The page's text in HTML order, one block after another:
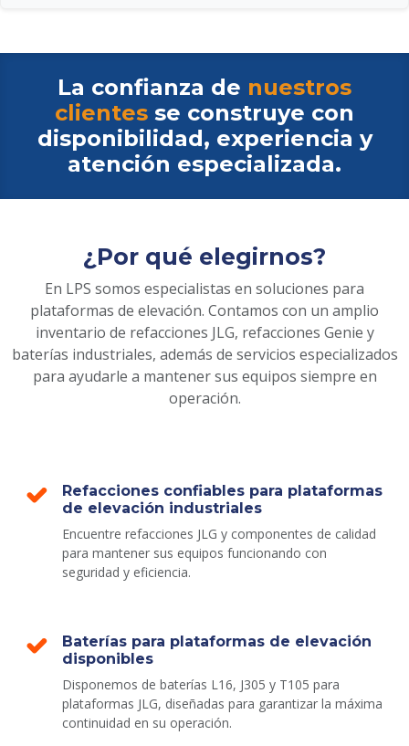
La confianza de nuestros
clientes se construye con
disponibilidad, experiencia y
atención especializada.
¿Por qué elegirnos?
En LPS somos especialistas en soluciones para
plataformas de elevación. Contamos con un amplio
inventario de refacciones JLG, refacciones Genie y
baterías industriales, además de servicios especializados
para ayudarle a mantener sus equipos siempre en
operación.
Refacciones confiables para plataformas
de elevación industriales
Encuentre refacciones JLG y componentes de calidad
para mantener sus equipos funcionando con
seguridad y eficiencia.
Baterías para plataformas de elevación
disponibles
Disponemos de baterías L16, J305 y T105 para
plataformas JLG, diseñadas para garantizar la máxima
continuidad en su operación.